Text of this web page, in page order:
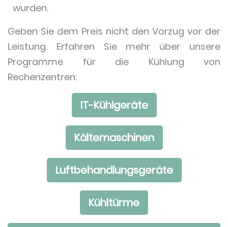
wurden.
Geben Sie dem Preis nicht den Vorzug vor der
Leistung. Erfahren Sie mehr über unsere
Programme für die Kühlung von
Rechenzentren:
IT-Kühlgeräte
Kältemaschinen
Luftbehandlungsgeräte
Kühltürme